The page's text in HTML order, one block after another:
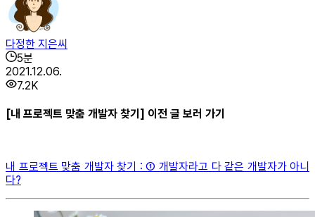
다정한 지은씨
5분
2021.12.06.
7.2K
[내 프로젝트 맞춤 개발자 찾기] 이전 글 보러 가기
내 프로젝트 맞춤 개발자 찾기 : ① 개발자라고 다 같은 개발자가 아니
다?